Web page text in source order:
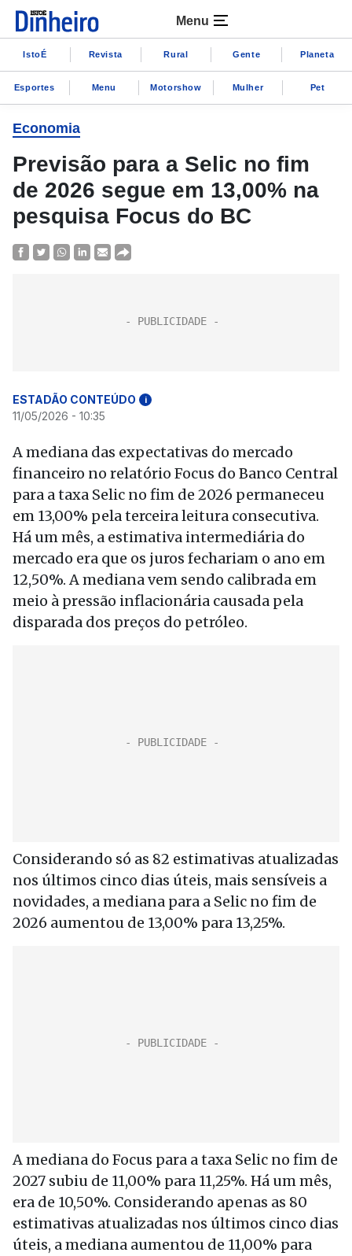
Menu
IstoÉ Revista Rural Gente Planeta
Esportes Menu Motorshow Mulher Pet
Economia
Previsão para a Selic no fim
de 2026 segue em 13,00% na
pesquisa Focus do BC
ESTADÃO CONTEÚDO i
11/05/2026 - 10:35
A mediana das expectativas do mercado
financeiro no relatório Focus do Banco Central
para a taxa Selic no fim de 2026 permaneceu
em 13,00% pela terceira leitura consecutiva.
Há um mês, a estimativa intermediária do
mercado era que os juros fechariam o ano em
12,50%. A mediana vem sendo calibrada em
meio à pressão inflacionária causada pela
disparada dos preços do petróleo.
Considerando só as 82 estimativas atualizadas
nos últimos cinco dias úteis, mais sensíveis a
novidades, a mediana para a Selic no fim de
2026 aumentou de 13,00% para 13,25%.
A mediana do Focus para a taxa Selic no fim de
2027 subiu de 11,00% para 11,25%. Há um mês,
era de 10,50%. Considerando apenas as 80
estimativas atualizadas nos últimos cinco dias
úteis, a mediana aumentou de 11,00% para